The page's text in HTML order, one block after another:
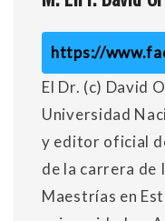
https://
El Dr. (c) David
Universidad
y editor oficial
de la carrera de
Maestrías en